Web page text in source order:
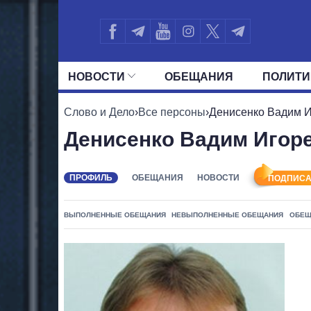
НОВОСТИ ОБЕЩАНИЯ
ВСЕ ПОЛИТИКИ ПРЕЗИДЕНТ И
Слово и Дело›Все персоны›Денисенко Вадим
Денисенко Вадим
ПРОФИЛЬ ОБЕЩАНИЯ НОВОСТИ
ВЫПОЛНЕННЫЕ ОБЕЩАНИЯ НЕВЫПОЛНЕННЫЕ ОБЕЩАНИЯ